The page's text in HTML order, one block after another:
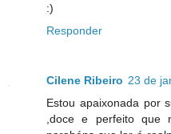
:)
Responder
Cilene Ribeiro 23 de
Estou apaixonada por
,doce e perfeito que